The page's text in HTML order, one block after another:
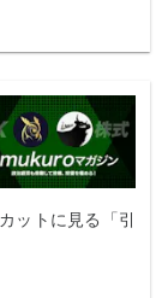
ットに見る「引